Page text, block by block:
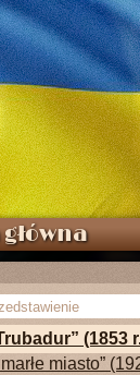
miłosny”
(1892 r.)
Wojewoda”
pereł”
(1851 r.)
(1898 r.)
złodziejka”
dwór”
(1845
(1900 r.)
(1853 r.)
(1853
miasto”